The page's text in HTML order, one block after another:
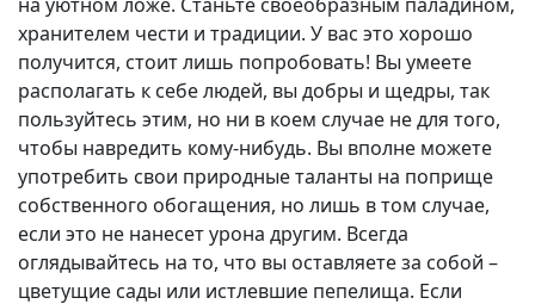
хранителем чести и традиции. У вас это хорошо
получится, стоит лишь попробовать! Вы умеете
располагать к себе людей, вы добры и щедры, так
пользуйтесь этим, но ни в коем случае не для того,
чтобы навредить кому-нибудь. Вы вполне можете
употребить свои природные таланты на поприще
собственного обогащения, но лишь в том случае,
если это не нанесет урона другим. Всегда
оглядывайтесь на то, что вы оставляете за собой –
цветущие сады или истлевшие пепелища. Если